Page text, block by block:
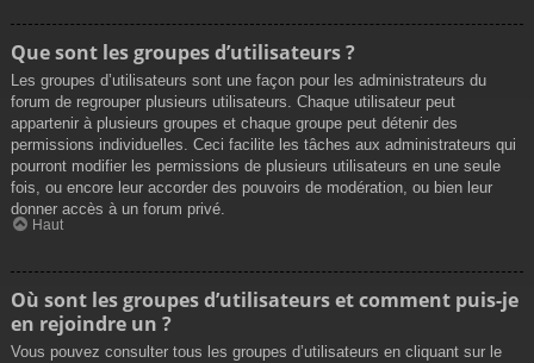
Que sont les groupes d’utilisateurs ?
Les groupes d’utilisateurs sont une façon pour les administrateurs du
forum de regrouper plusieurs utilisateurs. Chaque utilisateur peut
appartenir à plusieurs groupes et chaque groupe peut détenir des
permissions individuelles. Ceci facilite les tâches aux administrateurs qui
pourront modifier les permissions de plusieurs utilisateurs en une seule
fois, ou encore leur accorder des pouvoirs de modération, ou bien leur
donner accès à un forum privé.
Haut
Où sont les groupes d’utilisateurs et comment puis-je
en rejoindre un ?
Vous pouvez consulter tous les groupes d’utilisateurs en cliquant sur le